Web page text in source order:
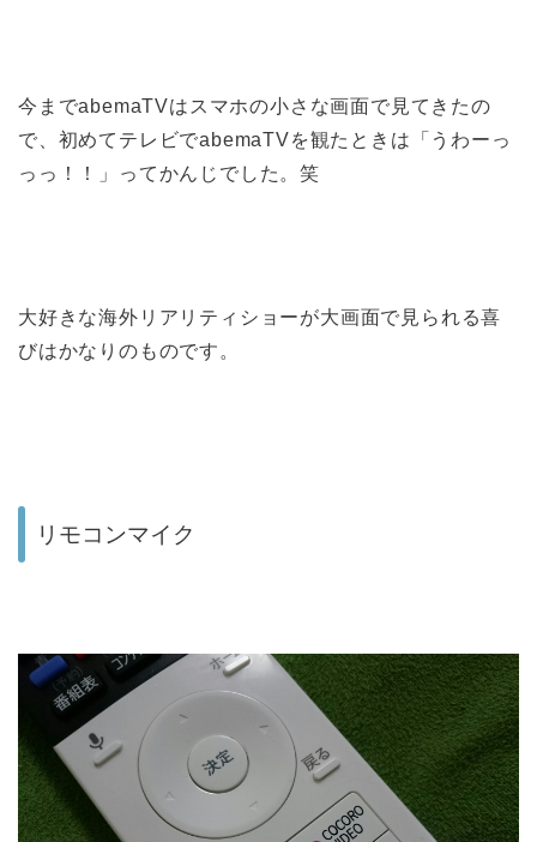
今までabemaTVはスマホの小さな画面で見てきたの
で、初めてテレビでabemaTVを観たときは「うわーっ
っっ！！」ってかんじでした。笑
大好きな海外リアリティショーが大画面で見られる喜
びはかなりのものです。
リモコンマイク